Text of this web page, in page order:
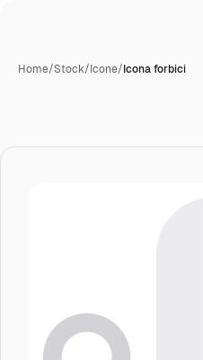
Home/Stock/Icone/Icona forbici